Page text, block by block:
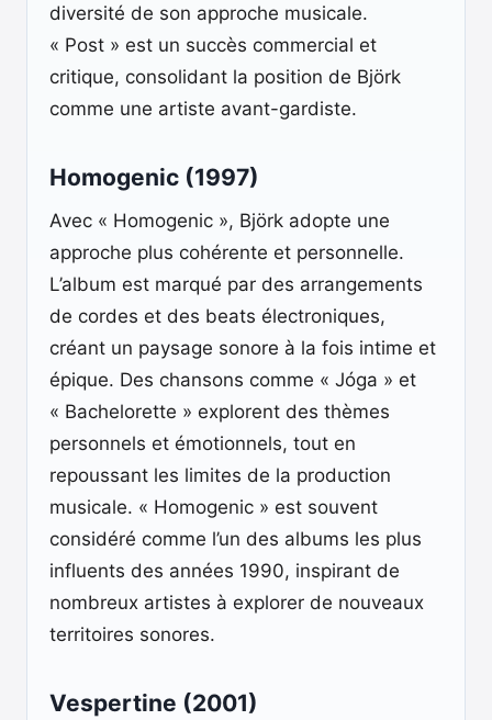
diversité de son approche musicale.
« Post » est un succès commercial et
critique, consolidant la position de Björk
comme une artiste avant-gardiste.
Homogenic (1997)
Avec « Homogenic », Björk adopte une
approche plus cohérente et personnelle.
L’album est marqué par des arrangements
de cordes et des beats électroniques,
créant un paysage sonore à la fois intime et
épique. Des chansons comme « Jóga » et
« Bachelorette » explorent des thèmes
personnels et émotionnels, tout en
repoussant les limites de la production
musicale. « Homogenic » est souvent
considéré comme l’un des albums les plus
influents des années 1990, inspirant de
nombreux artistes à explorer de nouveaux
territoires sonores.
Vespertine (2001)